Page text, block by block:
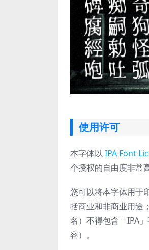
使用许可
本字体以 IPA Font
个授权的自由度非常
您可以将本字体用于
括商业和非商业用途
名）不得包含「IPA
容）。